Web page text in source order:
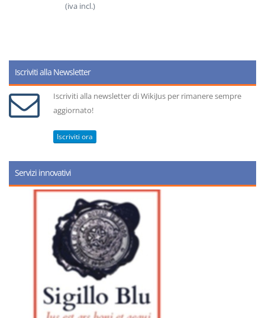
(iva incl.)
Iscriviti alla Newsletter
Iscriviti alla newsletter di WikiJus per rimanere sempre
aggiornato!
Iscriviti ora
Servizi innovativi